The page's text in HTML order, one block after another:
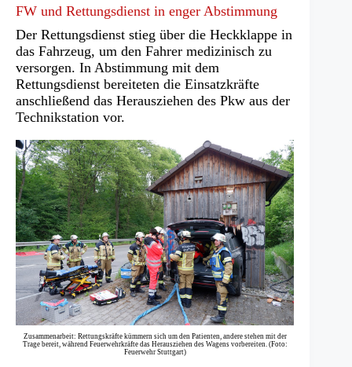
FW und Rettungsdienst in enger Abstimmung
Der Rettungsdienst stieg über die Heckklappe in
das Fahrzeug, um den Fahrer medizinisch zu
versorgen. In Abstimmung mit dem
Rettungsdienst bereiteten die Einsatzkräfte
anschließend das Herausziehen des Pkw aus der
Technikstation vor.
Zusammenarbeit: Rettungskräfte kümmern sich um den Patienten, andere stehen mit der
Trage bereit, während Feuerwehrkräfte das Herausziehen des Wagens vorbereiten. (Foto:
Feuerwehr Stuttgart)